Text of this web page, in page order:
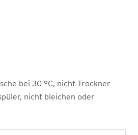
bei 30 °C, nicht Trockner
nicht bleichen oder